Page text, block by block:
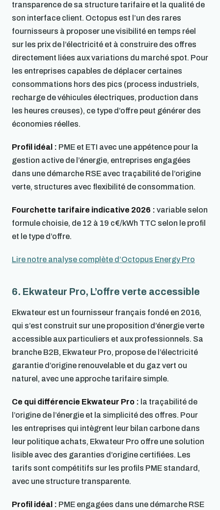
transparence de sa structure tarifaire et la qualité de
son interface client. Octopus est l’un des rares
fournisseurs à proposer une visibilité en temps réel
sur les prix de l’électricité et à construire des offres
directement liées aux variations du marché spot. Pour
les entreprises capables de déplacer certaines
consommations hors des pics (process industriels,
recharge de véhicules électriques, production dans
les heures creuses), ce type d’offre peut générer des
économies réelles.
Profil idéal : PME et ETI avec une appétence pour la
gestion active de l’énergie, entreprises engagées
dans une démarche RSE avec traçabilité de l’origine
verte, structures avec flexibilité de consommation.
Fourchette tarifaire indicative 2026 : variable selon
formule choisie, de 12 à 19 c€/kWh TTC selon le profil
et le type d’offre.
Lire notre analyse complète d’Octopus Energy Pro
6. Ekwateur Pro, L’offre verte accessible
Ekwateur est un fournisseur français fondé en 2016,
qui s’est construit sur une proposition d’énergie verte
accessible aux particuliers et aux professionnels. Sa
branche B2B, Ekwateur Pro, propose de l’électricité
garantie d’origine renouvelable et du gaz vert ou
naturel, avec une approche tarifaire simple.
Ce qui différencie Ekwateur Pro : la traçabilité de
l’origine de l’énergie et la simplicité des offres. Pour
les entreprises qui intègrent leur bilan carbone dans
leur politique achats, Ekwateur Pro offre une solution
lisible avec des garanties d’origine certifiées. Les
tarifs sont compétitifs sur les profils PME standard,
avec une structure transparente.
Profil idéal : PME engagées dans une démarche RSE